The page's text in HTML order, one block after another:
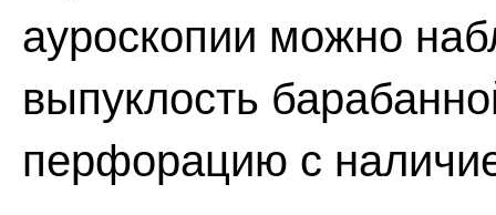
ауроскопии можно
выпуклость
перфорацию с